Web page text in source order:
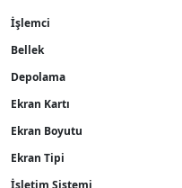
İşlemci
Bellek
Depolama
Ekran Kartı
Ekran Boyutu
Ekran Tipi
İşletim Sistemi